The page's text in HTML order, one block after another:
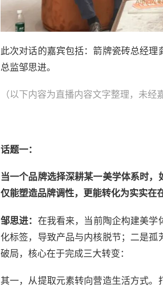
此次对话的嘉宾包括：箭牌瓷砖总经
总监邹思进。
（以下内容为直播内容文字整理，未经
话题一：
当一个品牌选择深耕某一美学体系时
仅能塑造品牌调性，更能转化为实实在
邹思进： 在我看来，当前陶企构建美学
化标签，导致产品与内核脱节；二是
破局，核心在于完成三大转变：
其一，从提取元素转向营造生活方式。